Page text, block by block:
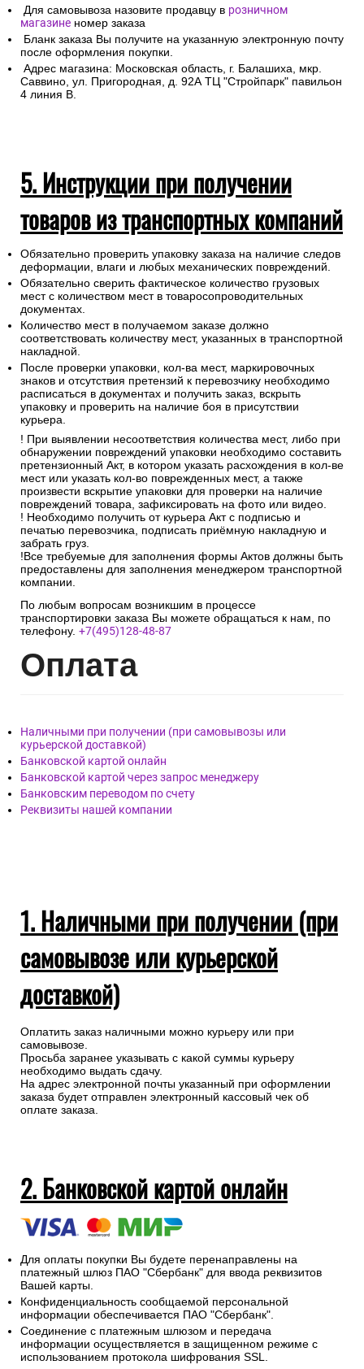
Для самовывоза назовите продавцу в розничном
магазине номер заказа
Бланк заказа Вы получите на указанную электронную почту
после оформления покупки.
Адрес магазина: Московская область, г. Балашиха, мкр.
Саввино, ул. Пригородная, д. 92А ТЦ "Стройпарк" павильон
4 линия В.
5. Инструкции при получении
товаров из транспортных компаний
Обязательно проверить упаковку заказа на наличие следов
деформации, влаги и любых механических повреждений.
Обязательно сверить фактическое количество грузовых
мест с количеством мест в товаросопроводительных
документах.
Количество мест в получаемом заказе должно
соответствовать количеству мест, указанных в транспортной
накладной.
После проверки упаковки, кол-ва мест, маркировочных
знаков и отсутствия претензий к перевозчику необходимо
расписаться в документах и получить заказ, вскрыть
упаковку и проверить на наличие боя в присутствии
курьера.
! При выявлении несоответствия количества мест, либо при
обнаружении повреждений упаковки необходимо составить
претензионный Акт, в котором указать расхождения в кол-ве
мест или указать кол-во поврежденных мест, а также
произвести вскрытие упаковки для проверки на наличие
повреждений товара, зафиксировать на фото или видео.
! Необходимо получить от курьера Акт с подписью и
печатью перевозчика, подписать приёмную накладную и
забрать груз.
!Все требуемые для заполнения формы Актов должны быть
предоставлены для заполнения менеджером транспортной
компании.
По любым вопросам возникшим в процессе
транспортировки заказа Вы можете обращаться к нам, по
телефону. +7(495)128-48-87
Оплата
Наличными при получении (при самовывозы или
курьерской доставкой)
Банковской картой онлайн
Банковской картой через запрос менеджеру
Банковским переводом по счету
Реквизиты нашей компании
1. Наличными при получении (при
самовывозе или курьерской
доставкой)
Оплатить заказ наличными можно курьеру или при
самовывозе.
Просьба заранее указывать с какой суммы курьеру
необходимо выдать сдачу.
На адрес электронной почты указанный при оформлении
заказа будет отправлен электронный кассовый чек об
оплате заказа.
2. Банковской картой онлайн
Для оплаты покупки Вы будете перенаправлены на
платежный шлюз ПАО "Сбербанк" для ввода реквизитов
Вашей карты.
Конфиденциальность сообщаемой персональной
информации обеспечивается ПАО "Сбербанк".
Соединение с платежным шлюзом и передача
информации осуществляется в защищенном режиме с
использованием протокола шифрования SSL.